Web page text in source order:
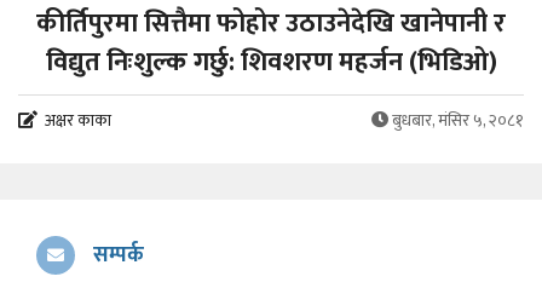
कीर्तिपुरमा सित्तैमा फोहोर उठाउनेदेखि खानेपानी र
विद्युत निःशुल्क गर्छु: शिवशरण महर्जन (भिडिओ)
अक्षर काका बुधबार, मंसिर ५, २०८१
सम्पर्क